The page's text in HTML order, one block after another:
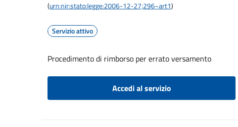
(urn:nir:stato:legge:2006-12-27;296~art1)
Servizio attivo
Procedimento di rimborso per errato versamento
Accedi al servizio